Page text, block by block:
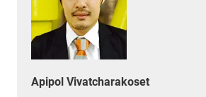
Apipol Vivatcharakoset